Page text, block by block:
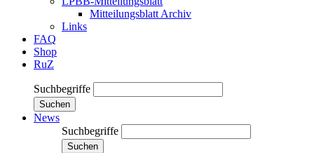
Mitteilungsblatt Archiv
Links
FAQ
Shop
RuZ
Suchbegriffe
Suchen
News
Suchbegriffe
Suchen